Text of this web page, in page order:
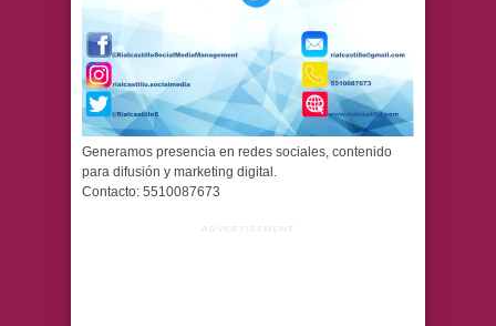
Generamos presencia en redes sociales, contenido
para difusión y marketing digital.
Contacto: 5510087673
ADVERTISEMENT